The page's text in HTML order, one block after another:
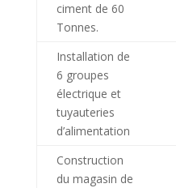
ciment de 60
Tonnes.
Installation de
6 groupes
électrique et
tuyauteries
d’alimentation
Construction
du magasin de